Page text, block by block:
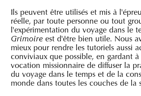
Ils peuvent être utilisés et mis à
réelle, par toute personne ou tout
l'expérimentation du voyage dans le
Grimoire est d'être bien utile. Nous
mieux pour rendre les tutoriels aussi
conviviaux que possible, en gardant
vocation missionnaire de diffuser la
du voyage dans le temps et de la
monde dans toutes les couches de la